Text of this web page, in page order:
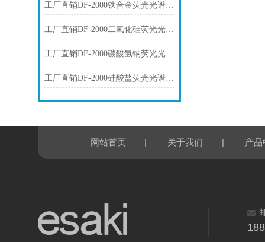
工厂直销DF-2000铁合金荧光光谱仪技术参数
工厂直销DF-2000二氧化硅荧光光谱仪技术参数
工厂直销DF-2000碳酸氢钠荧光光谱仪技术参数
工厂直销DF-2000硅酸盐荧光光谱仪技术参数
网站首页 | 关于我们 | 产品